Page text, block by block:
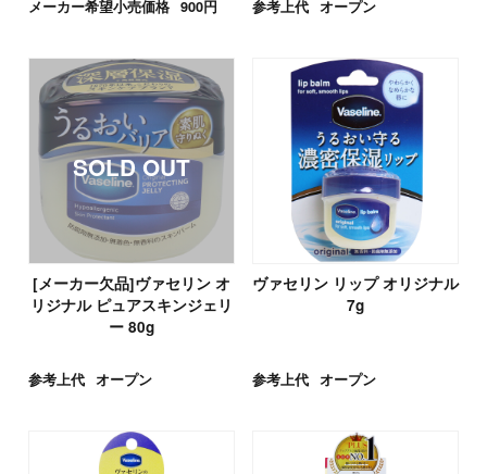
メーカー希望小売価格 900円 参考上代 オープン
[メーカー欠品]ヴァセリン オ
リジナル ピュアスキンジェリ
ー 80g
参考上代 オープン
ヴァセリン リップ オリジナル
7g
参考上代 オープン